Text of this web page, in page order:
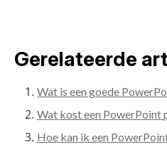
Gerelateerde
Wat is een goede
Wat kost een PowerPoint
Hoe kan ik een